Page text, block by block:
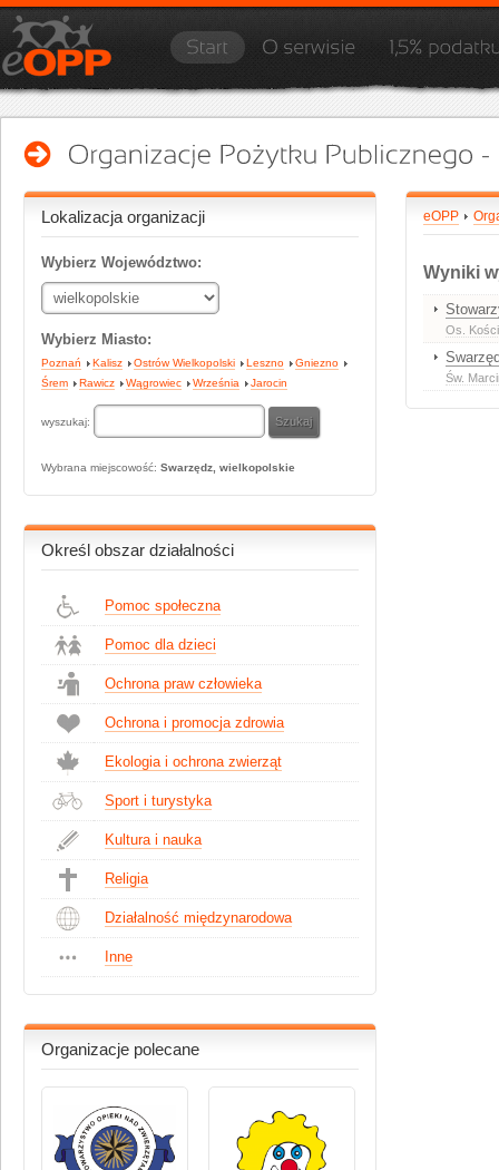
Lokalizacja organizacji
Wybierz Województwo:
Wybierz Miasto:
Poznań Kalisz Ostrów Wielkopolski Leszno
Gniezno
Śrem
Rawicz Wągrowiec Września Jarocin
wyszukaj:
Wybrana miejscowość: Swarzędz, wielkopolskie
Określ obszar działalności
Pomoc społeczna
Pomoc dla dzieci
Ochrona praw człowieka
Ochrona i promocja zdrowia
Ekologia i ochrona zwierząt
Sport i turystyka
Kultura i nauka
Religia
Działalność międzynarodowa
Inne
Organizacje polecane
eOPP
Wyniki
Os.
Św.